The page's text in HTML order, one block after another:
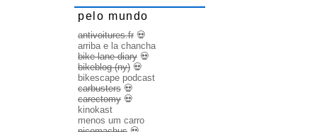
pelo mundo
antivoitures.fr 💀
arriba e la chancha
bike lane diary 💀
bikeblog (ny) 💀
bikescape podcast
carbusters 💀
carectomy 💀
kinokast
menos um carro